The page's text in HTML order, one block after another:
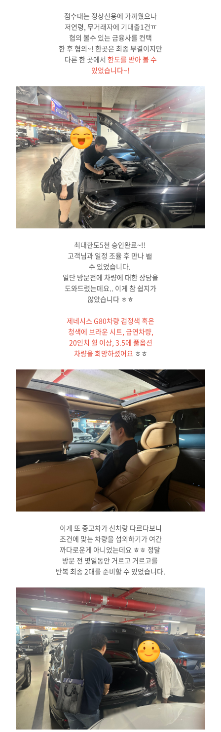
점수대는 정상신용에 가까웠으나
저연령, 무거래자에 기대출1건ㅠ
협의 볼수 있는 금융사를 컨택
한 후 협의~! 한곳은 최종 부결이지만
다른 한 곳에서 한도를 받아 볼 수
있었습니다~!
최대한도5천 승인완료~!!
고객님과 일정 조율 후 만나 봴
수 있었습니다.
일단 방문전에 차량에 대한 상담을
도와드렸는데요.. 이게 참 쉽지가
않았습니다 ㅎㅎ
제네시스 G80차량 검정색 혹은
청색에 브라운 시트, 금연차량,
20인치 휠 이상, 3.5에 풀옵션
차량을 희망하셨어요ㅎㅎ
이게 또 중고차가 신차랑 다르다보니
조건에 맞는 차량을 섭외하기가 여간
까다로운게 아니었는데요 ㅎㅎ 정말
방문 전 몇일동안 거르고 거르고를
반복 최종 2대를 준비할 수 있었습니다.